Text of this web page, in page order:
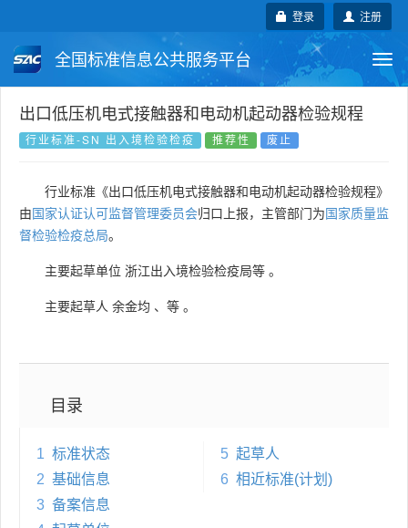
注册
登录
全国标准信息公共服务平台
国家标准 行业标准 地方标准
国外标准 技术委员会
出口低压机电式接触器和电动机起动器检验规程
行业标准-SN 出入境检验检疫 推荐性 废止
行业标准《出口低压机电式接触器和电动机起动器检验规程》
由国家认证认可监督管理委员会归口上报，主管部门为国家质量监
督检验检疫总局。
主要起草单位 浙江出入境检验检疫局等 。
主要起草人 余金均 、 等 。
目录
1 标准状态
2 基础信息
3 备案信息
5 起草人
6 相近标准(计划)